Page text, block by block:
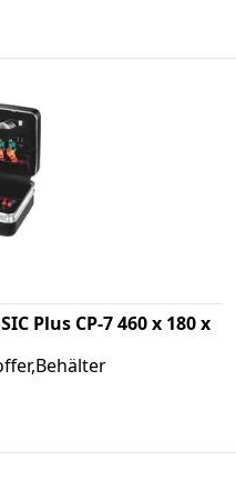
Plus CP-7 460 x 180 x